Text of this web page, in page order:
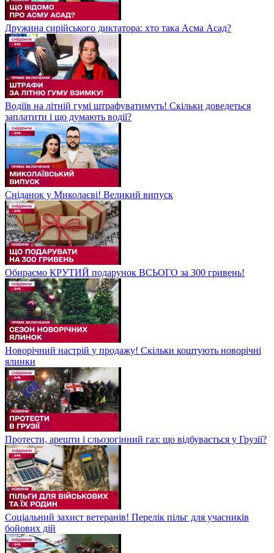
Дружина сирійського диктатора: хто така Асма Асад?
Водіїв на літній гумі штрафуватимуть! Скільки доведеться
заплатити і що думають водії?
Сніданок у Миколаєві! Великий випуск
Обираємо КРУТИЙ подарунок ВСЬОГО за 300 гривень!
Новорічний настрій у продажу! Скільки коштують новорічні
ялинки
Протести, арешти і сльозогінний газ: що відбувається у Грузії?
Соціальний захист ветеранів! Перелік пільг для учасників
бойових дій